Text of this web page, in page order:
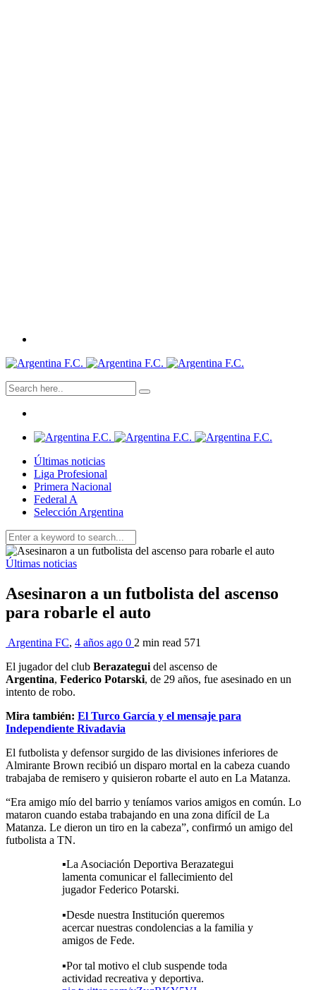
Últimas noticias
Liga Profesional
Primera Nacional
Federal A
Selección Argentina
Últimas noticias
Asesinaron a un futbolista del ascenso
para robarle el auto
Argentina FC, 4 años ago 0 2 min read 571
El jugador del club Berazategui del ascenso de
Argentina, Federico Potarski, de 29 años, fue asesinado en un
intento de robo.
Mira también: El Turco García y el mensaje para
Independiente Rivadavia
El futbolista y defensor surgido de las divisiones inferiores de
Almirante Brown recibió un disparo mortal en la cabeza cuando
trabajaba de remisero y quisieron robarte el auto en La Matanza.
“Era amigo mío del barrio y teníamos varios amigos en común. Lo
mataron cuando estaba trabajando en una zona difícil de La
Matanza. Le dieron un tiro en la cabeza”, confirmó un amigo del
futbolista a TN.
▪️La Asociación Deportiva Berazategui
lamenta comunicar el fallecimiento del
jugador Federico Potarski.
▪️Desde nuestra Institución queremos
acercar nuestras condolencias a la familia y
amigos de Fede.
▪️Por tal motivo el club suspende toda
actividad recreativa y deportiva.